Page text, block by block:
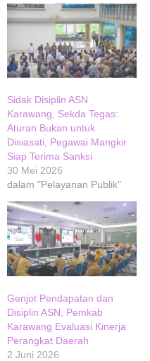
Sidak Disiplin ASN
Karawang, Sekda Tegas:
Aturan Bukan untuk
Disiasati, Pegawai Mangkir
Siap Terima Sanksi
30 Mei 2026
dalam "Pelayanan Publik"
Genjot Pendapatan dan
Disiplin ASN, Pemkab
Karawang Evaluasi Kinerja
Perangkat Daerah
2 Juni 2026